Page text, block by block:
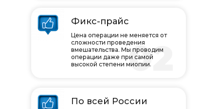
02
Фикс-прайс
По всей России
Цена операции не меняется от
сложности проведения
вмешательства. Мы проводим
операции даже при самой
высокой степени миопии.